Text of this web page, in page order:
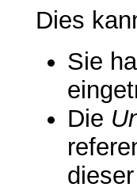
Dies
Sie
Die